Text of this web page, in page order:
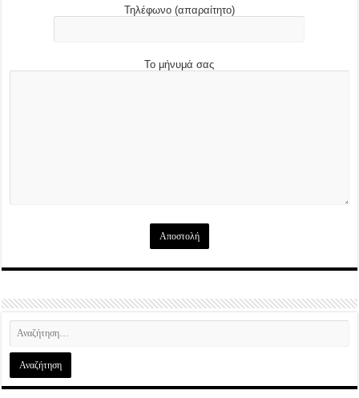
Τηλέφωνο (απαραίτητο)
Το μήνυμά σας